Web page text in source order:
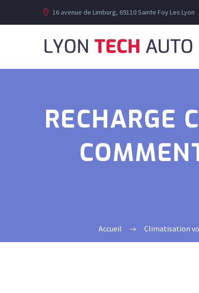
16 avenue de Limburg, 69110 Sainte Foy Les Lyon
RECHARGE
Accueil Climatisation